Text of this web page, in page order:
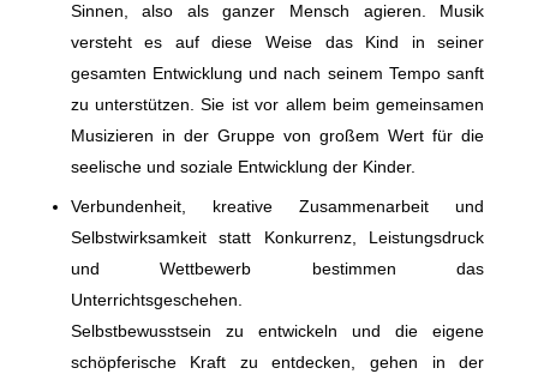
Sinnen, also als ganzer Mensch agieren. Musik
versteht es auf diese Weise das Kind in seiner
gesamten Entwicklung und nach seinem Tempo sanft
zu unterstützen. Sie ist vor allem beim gemeinsamen
Musizieren in der Gruppe von großem Wert für die
seelische und soziale Entwicklung der Kinder.
Verbundenheit, kreative Zusammenarbeit und
Selbstwirksamkeit statt Konkurrenz, Leistungsdruck
und Wettbewerb bestimmen das
Unterrichtsgeschehen.
Selbstbewusstsein zu entwickeln und die eigene
schöpferische Kraft zu entdecken, gehen in der